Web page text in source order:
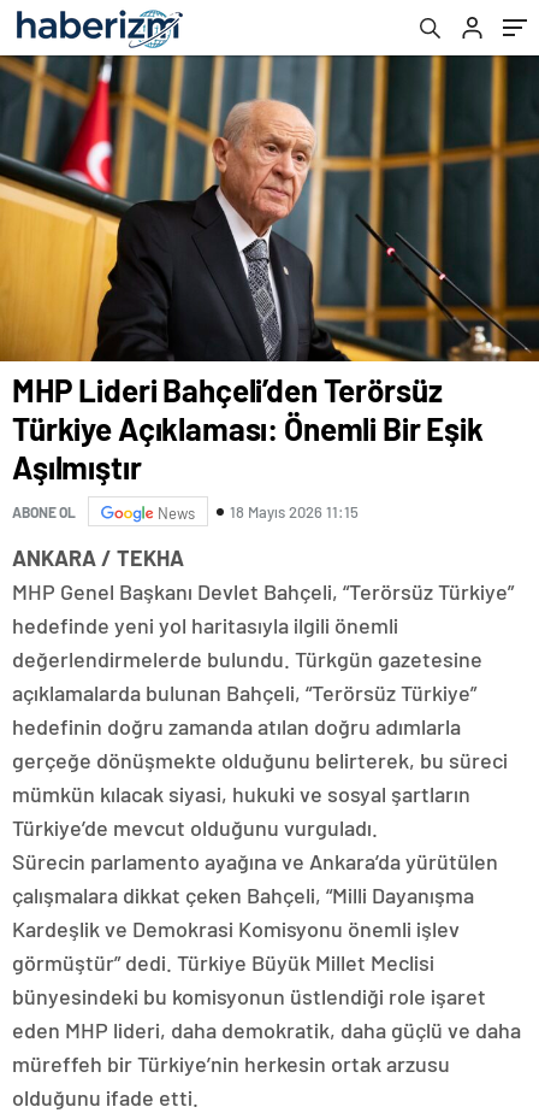
MHP Lideri Bahçeli’den Terörsüz
Türkiye Açıklaması: Önemli Bir Eşik
Aşılmıştır
ABONE OL News 18 Mayıs 2026 11:15
ANKARA / TEKHA
MHP Genel Başkanı Devlet Bahçeli, “Terörsüz Türkiye”
hedefinde yeni yol haritasıyla ilgili önemli
değerlendirmelerde bulundu. Türkgün gazetesine
açıklamalarda bulunan Bahçeli, “Terörsüz Türkiye”
hedefinin doğru zamanda atılan doğru adımlarla
gerçeğe dönüşmekte olduğunu belirterek, bu süreci
mümkün kılacak siyasi, hukuki ve sosyal şartların
Türkiye’de mevcut olduğunu vurguladı.
Sürecin parlamento ayağına ve Ankara’da yürütülen
çalışmalara dikkat çeken Bahçeli, “Milli Dayanışma
Kardeşlik ve Demokrasi Komisyonu önemli işlev
görmüştür” dedi. Türkiye Büyük Millet Meclisi
bünyesindeki bu komisyonun üstlendiği role işaret
eden MHP lideri, daha demokratik, daha güçlü ve daha
müreffeh bir Türkiye’nin herkesin ortak arzusu
olduğunu ifade etti.